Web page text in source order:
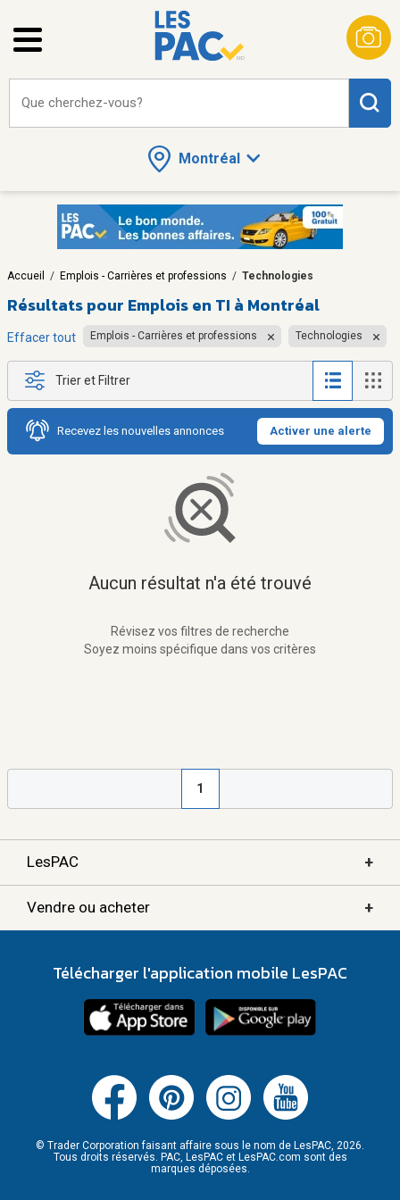
Montréal
Que cherchez-vous?
Accueil / Emplois - Carrières et professions / Technologies
Résultats pour Emplois en TI à Montréal
Effacer tout Emplois - Carrières et professions Technologies
Trier et Filtrer
Recevez les nouvelles annonces Activer une alerte
Aucun résultat n'a été trouvé
Révisez vos filtres de recherche
Soyez moins spécifique dans vos critères
1
LesPAC +
Vendre ou acheter +
Télécharger l'application mobile LesPAC
© Trader Corporation faisant affaire sous le nom de LesPAC, 2026.
Tous droits réservés. PAC, LesPAC et LesPAC.com sont des
marques déposées.